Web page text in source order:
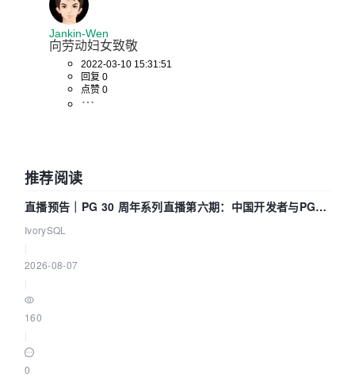
Jankin-Wen
向劳动妇女致敬
2022-03-10 15:31:51
回复 0
点赞 0
推荐阅读
直播预告｜PG 30 周年系列直播第六期：中国开发者与PG内
核——我们改得动吗？我们贡献了什么？
IvorySQL
2026-08-07
160
0